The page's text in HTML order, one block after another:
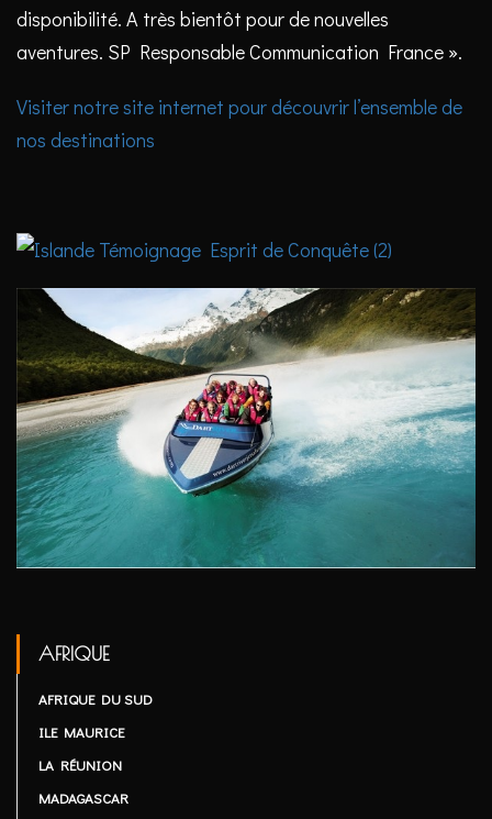
disponibilité. A très bientôt pour de nouvelles
aventures. SP Responsable Communication France ».
Visiter notre site internet pour découvrir l’ensemble de
nos destinations
AFRIQUE
AFRIQUE DU SUD
ILE MAURICE
LA RÉUNION
MADAGASCAR